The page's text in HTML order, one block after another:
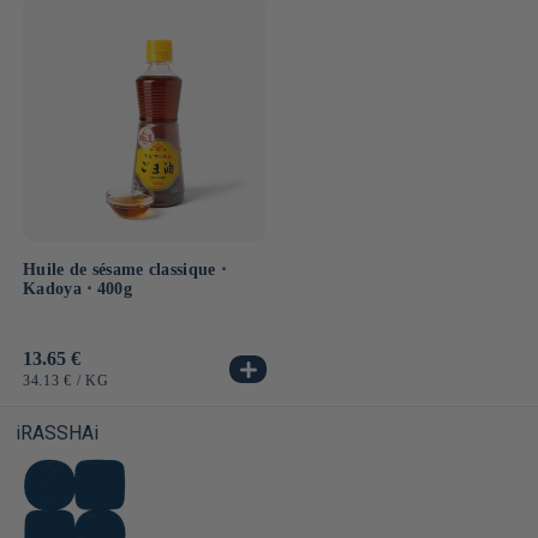
Huile de sésame classique ⋅
Kadoya ⋅ 400g
Prix
habituel
13.65 €
PRIX
34.13 € / PAR
KG
iRASSHAi